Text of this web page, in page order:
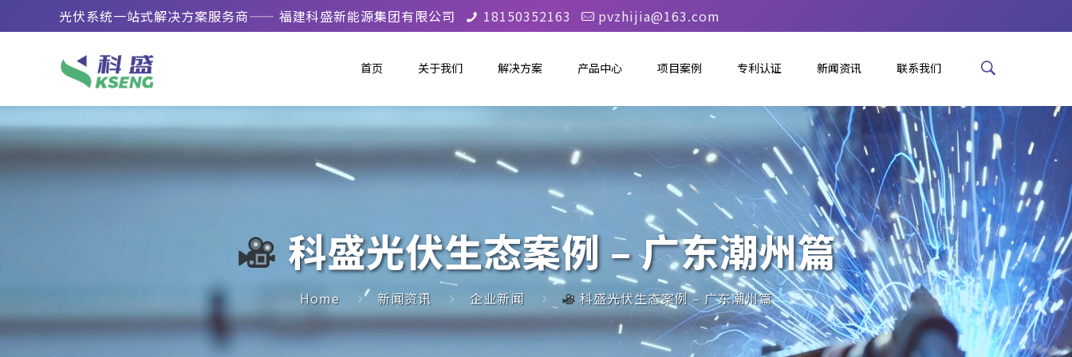
光伏系统一站式解决方案服务商—— 福建科盛新能源集团有限公司 18150352163 pvzhijia@163.com
首页 关于我们 解决方案 产品中心 项目案例 专利认证 新闻资讯 联系我们
科盛光伏生态案例 – 广东潮州篇
Home 新闻资讯 企业新闻 科盛光伏生态案例 – 广东潮州篇